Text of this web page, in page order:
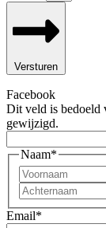
Versturen
Facebook
Dit veld is bedoeld
gewijzigd.
Naam*
Email*